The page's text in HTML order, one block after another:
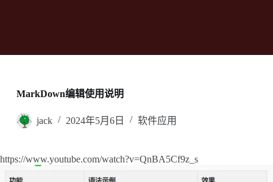
MarkDown编辑使用说明
jack 2024年5月6日 软件应用
https://www.youtube.com/watch?v=QnBA5Cf9z_s